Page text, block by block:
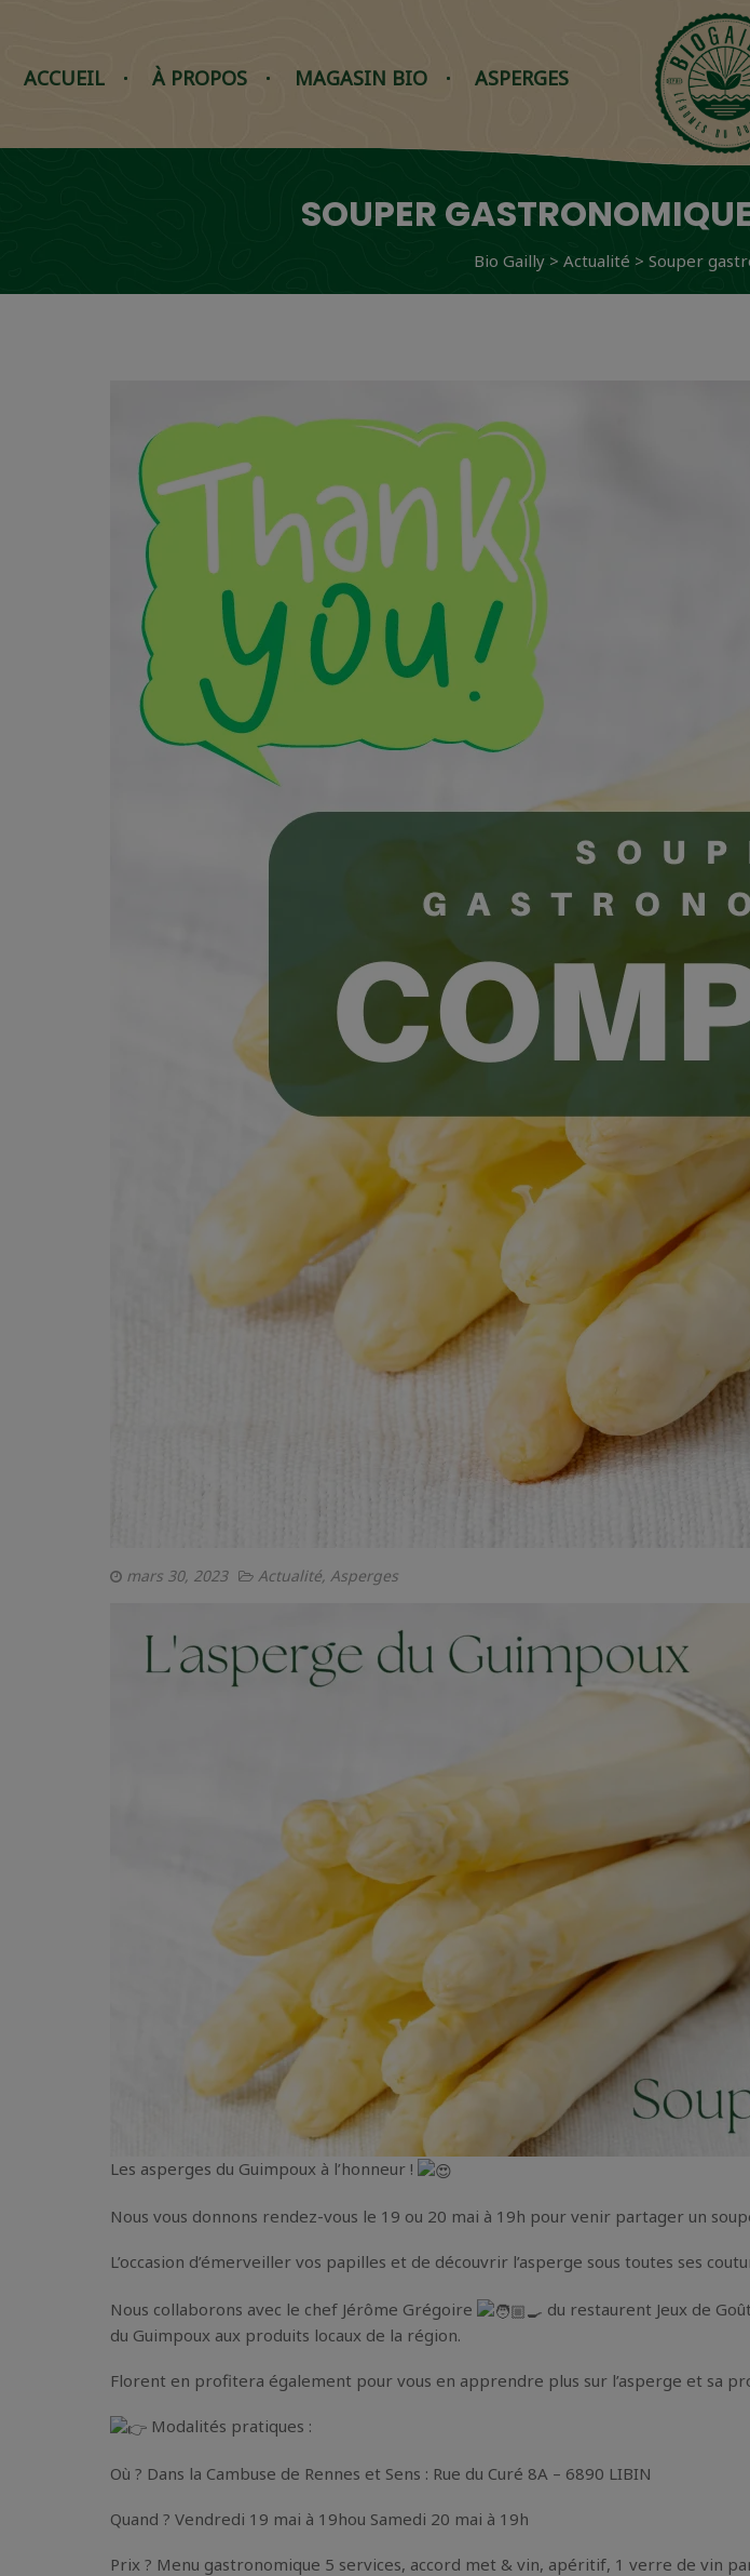
ACCUEIL À PROPOS MAGASIN BIO ASPERGES
SOUPER
Bio Gailly > Actualité > Souper
mars 30, 2023 Actualité, Asperges
Les asperges du Guimpoux à l’honneur !
Nous vous donnons rendez-vous le 19 ou 20 mai à 19h pour venir partager un
L’occasion d’émerveiller vos papilles et de découvrir l’asperge sous toutes ses
Nous collaborons avec le chef Jérôme Grégoire
du restaurent Jeux de
du Guimpoux aux produits locaux de la région.
Florent en profitera également pour vous en apprendre plus sur l’asperge et sa
Modalités pratiques :
Où ? Dans la Cambuse de Rennes et Sens : Rue du Curé 8A – 6890 LIBIN
Quand ? Vendredi 19 mai à 19hou Samedi 20 mai à 19h
Prix ? Menu gastronomique 5 services, accord met & vin, apéritif, 1 verre de vin